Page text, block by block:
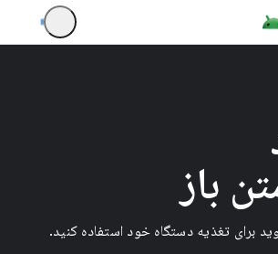
باز
برای تغذیه دستگاه خود استفاده کنید.